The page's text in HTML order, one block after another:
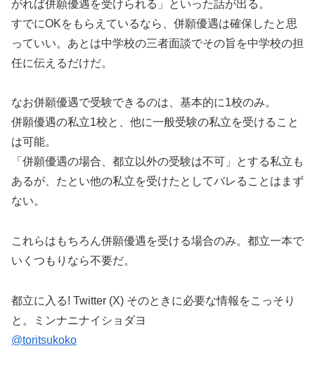
がれば併願優遇を受けられる」といった話が出る。
すでにOKをもらえているなら、併願優遇は確保したと思
っていい。あとは中学校の三者面談でその旨を中学校の担
任に伝えるだけだ。
なお併願優遇で受験できるのは、基本的に1校のみ。
併願優遇の私立1校と、他に一般受験の私立を受けること
は可能。
「併願優遇の場合、都立以外の受験は不可」とする私立も
あるが、たとい他の私立を受けたとしてバレることはまず
ない。
これらはもちろん併願優遇を受ける場合のみ。都立一本で
いくつもりなら不要だ。
都立に入る! Twitter (X) そのときに必要な情報をこっそり
と。ミンナニナイショダヨ
@toritsukoko